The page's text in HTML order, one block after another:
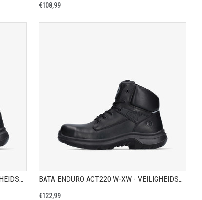
€108,99
BATA ENDURO ACT241 W-XW - VEILIGHEIDSSCHOEN S3
TOON PRODUCTPAGINA
BATA ENDURO ACT220 W-XW - VEILIGHEIDSSCHOEN S3
€122,99